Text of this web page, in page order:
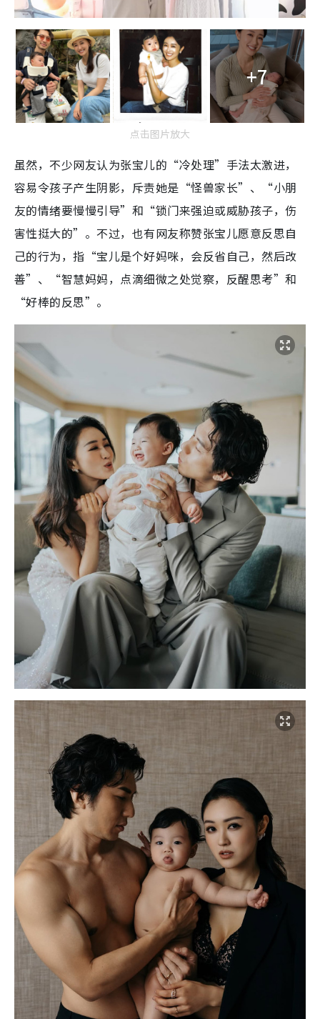
+7
点击图片放大
虽然，不少网友认为张宝儿的“冷处理”手法太激进，
容易令孩子产生阴影，斥责她是“怪兽家长”、“小朋
友的情绪要慢慢引导”和“锁门来强迫或威胁孩子，伤
害性挺大的”。不过，也有网友称赞张宝儿愿意反思自
己的行为，指“宝儿是个好妈咪，会反省自己，然后改
善”、“智慧妈妈，点滴细微之处觉察，反醒思考”和
“好棒的反思”。